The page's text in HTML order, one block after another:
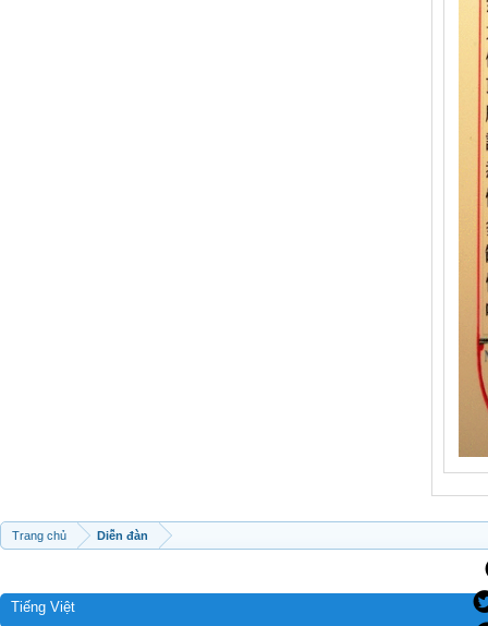
Trang chủ Diễn đàn
Tiếng Việt